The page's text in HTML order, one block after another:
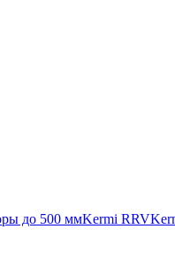
до 500 ммKermi RRV